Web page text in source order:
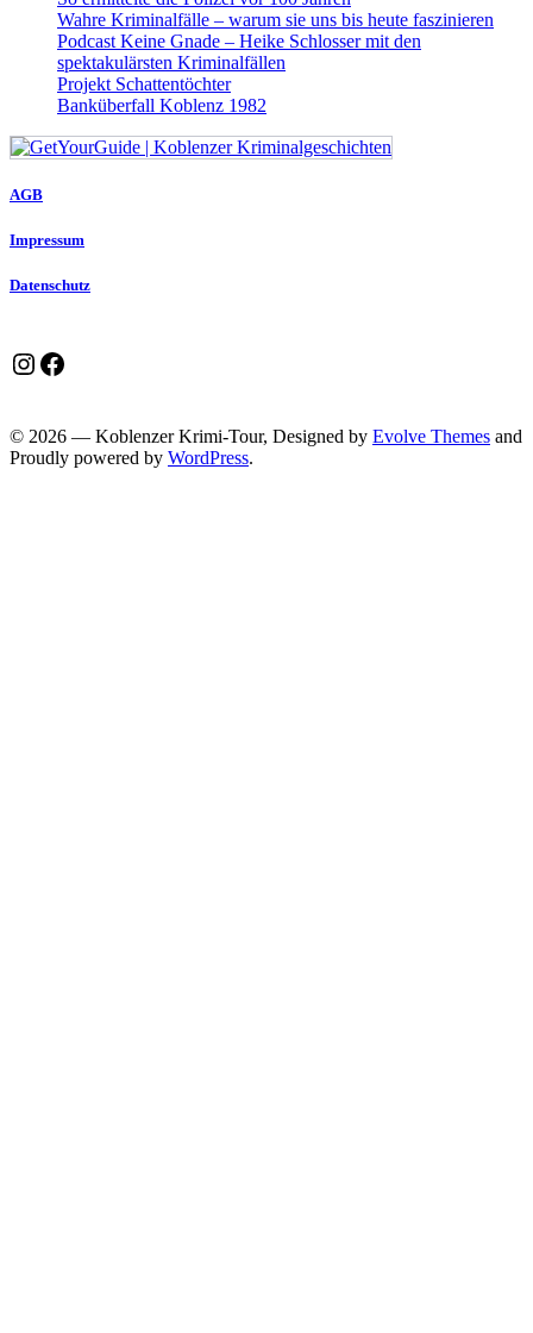
Wahre Kriminalfälle – warum sie uns bis heute faszinieren
Podcast Keine Gnade – Heike Schlosser mit den
spektakulärsten Kriminalfällen
Projekt Schattentöchter
Banküberfall Koblenz 1982
AGB
Impressum
Datenschutz
Instagram
Facebook
© 2026 — Koblenzer Krimi-Tour, Designed by Evolve Themes and
Proudly powered by WordPress.